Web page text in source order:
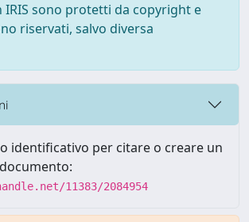
IRIS sono protetti da copyright e
riservati, salvo diversa
identificativo per citare o creare un
11383/2084954